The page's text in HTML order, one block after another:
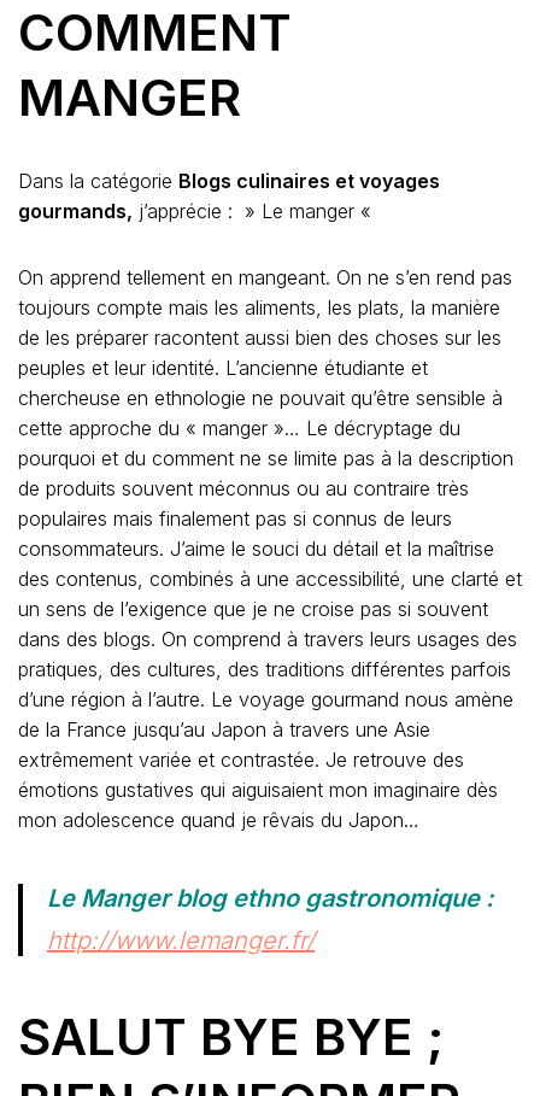
COMMENT
MANGER
Dans la catégorie Blogs culinaires et voyages
gourmands, j’apprécie : » Le manger «
On apprend tellement en mangeant. On ne s’en rend pas
toujours compte mais les aliments, les plats, la manière
de les préparer racontent aussi bien des choses sur les
peuples et leur identité. L’ancienne étudiante et
chercheuse en ethnologie ne pouvait qu’être sensible à
cette approche du « manger »… Le décryptage du
pourquoi et du comment ne se limite pas à la description
de produits souvent méconnus ou au contraire très
populaires mais finalement pas si connus de leurs
consommateurs. J’aime le souci du détail et la maîtrise
des contenus, combinés à une accessibilité, une clarté et
un sens de l’exigence que je ne croise pas si souvent
dans des blogs. On comprend à travers leurs usages des
pratiques, des cultures, des traditions différentes parfois
d’une région à l’autre. Le voyage gourmand nous amène
de la France jusqu’au Japon à travers une Asie
extrêmement variée et contrastée. Je retrouve des
émotions gustatives qui aiguisaient mon imaginaire dès
mon adolescence quand je rêvais du Japon…
Le Manger blog ethno gastronomique :
http://www.lemanger.fr/
SALUT BYE BYE ;